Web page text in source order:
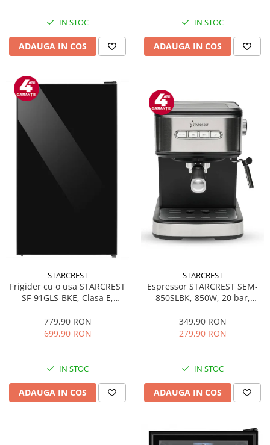
IN STOC
ADAUGA IN COS
IN STOC
ADAUGA IN COS
STARCREST
Frigider cu o usa STARCREST
SF-91GLS-BKE, Clasa E,
interioara, H 83 cm, Sticla
Neagra
779,90 RON
699,90 RON
IN STOC
ADAUGA IN COS
STARCREST
Espressor STARCREST SEM-
850SLBK, 850W, 20 bar,
dispozitiv spumare, filtru
dublu din inox, Negru/Inox
349,90 RON
279,90 RON
IN STOC
ADAUGA IN COS